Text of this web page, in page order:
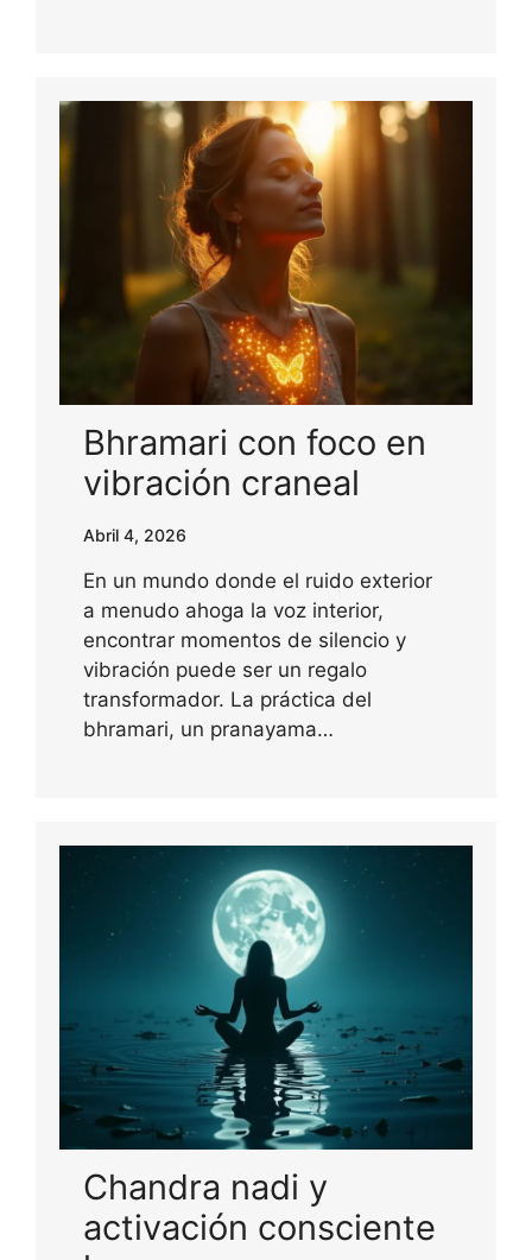
Bhramari con foco en
vibración craneal
Abril 4, 2026
En un mundo donde el ruido exterior
a menudo ahoga la voz interior,
encontrar momentos de silencio y
vibración puede ser un regalo
transformador. La práctica del
bhramari, un pranayama…
Chandra nadi y
activación consciente